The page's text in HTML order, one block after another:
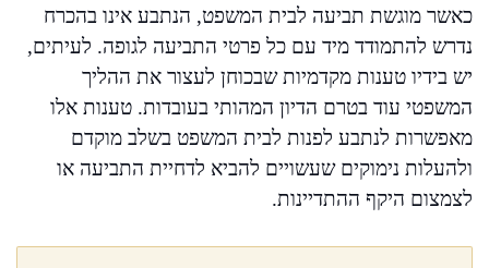
כאשר מוגשת תביעה לבית המשפט, הנתבע אינו בהכרח
נדרש להתמודד מיד עם כל פרטי התביעה לגופה. לעיתים,
יש בידיו טענות מקדמיות שבכוחן לעצור את ההליך
המשפטי עוד בטרם הדיון המהותי בעובדות. טענות אלו
מאפשרות לנתבע לפנות לבית המשפט בשלב מוקדם
ולהעלות נימוקים שעשויים להביא לדחיית התביעה או
לצמצום היקף ההתדיינות.